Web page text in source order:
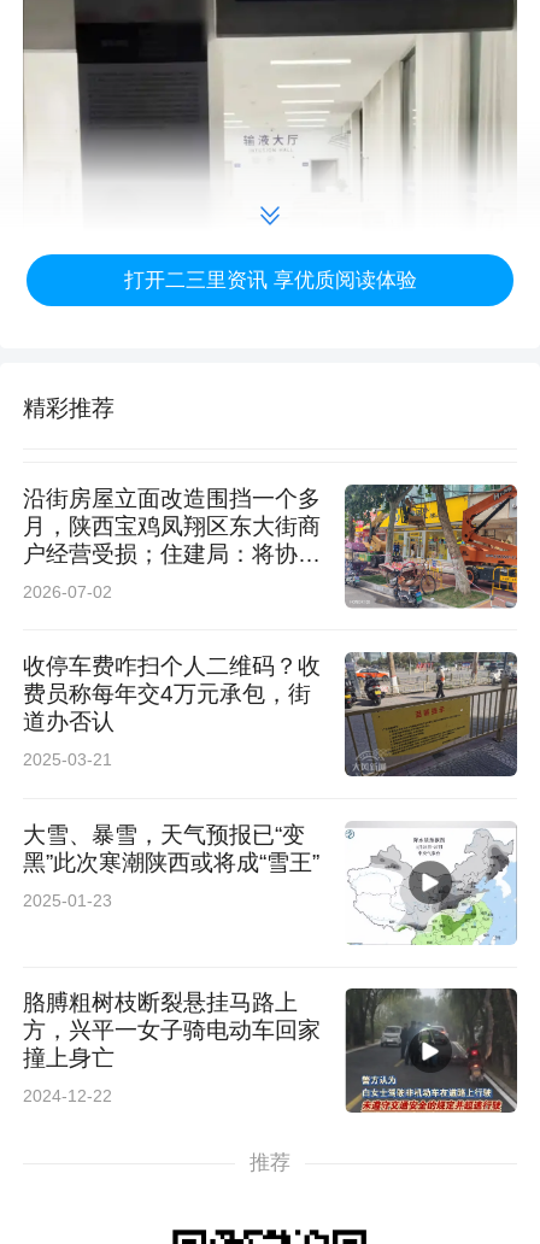
李女士立即赶到医院，“整个医院大门紧锁，染血
的纸屑散落一地，医院里灯都关了，隔着玻璃看
到，我爸孤零零地坐在输液室。我最后找到一个
小门才进去，偌大的医院里，只剩一个护士，一
问三不知，我爸牙全没了，嘴里咬着纱布，满嘴
是血。”李先生拍摄的视频、图片印证了他的说
打开二三里资讯 享优质阅读体验
精彩推荐
沿街房屋立面改造围挡一个多
月，陕西宝鸡凤翔区东大街商
户经营受损；住建局：将协调
优化围挡方案
2026-07-02
收停车费咋扫个人二维码？收
费员称每年交4万元承包，街
道办否认
2025-03-21
大雪、暴雪，天气预报已“变
黑”此次寒潮陕西或将成“雪王”
2025-01-23
胳膊粗树枝断裂悬挂马路上
方，兴平一女子骑电动车回家
撞上身亡
2024-12-22
推荐